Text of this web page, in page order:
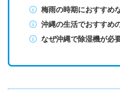
梅雨の時期におすすめ
沖縄の生活でおすすめ
なぜ沖縄で除湿機が必